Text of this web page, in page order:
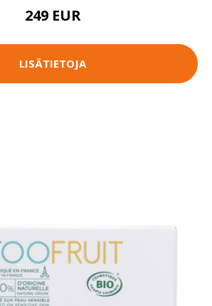
249 EUR
LISÄTIETOJA